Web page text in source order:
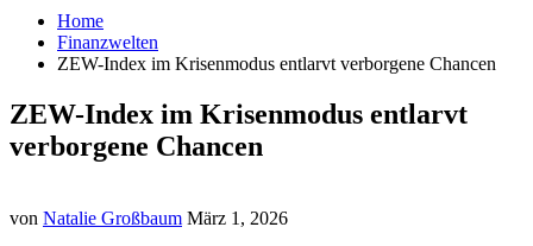
Home
Finanzwelten
ZEW-Index im Krisenmodus entlarvt verborgene Chancen
ZEW-Index im Krisenmodus entlarvt
verborgene Chancen
von Natalie Großbaum März 1, 2026